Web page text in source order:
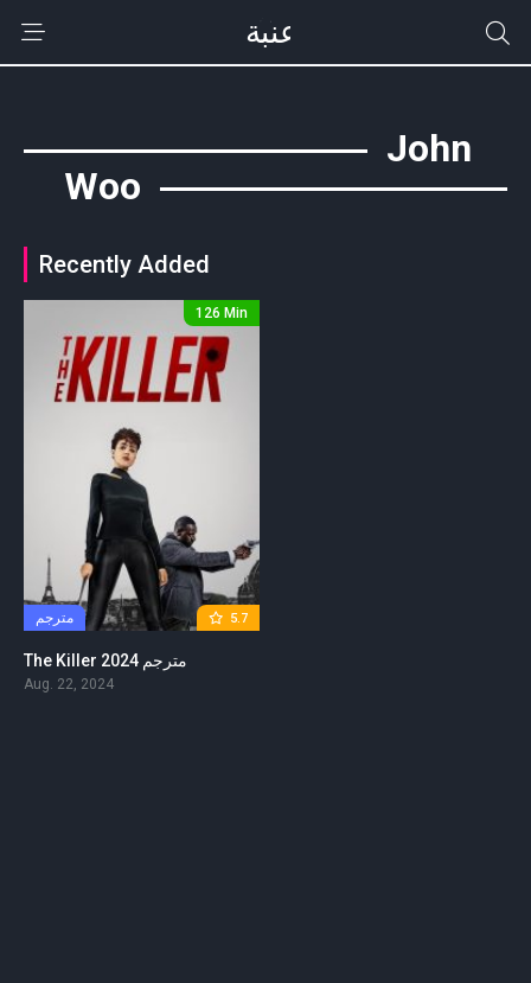
John
Woo
Recently Added
5.7 مترجم
126 Min
The Killer 2024 مترجم
Aug. 22, 2024